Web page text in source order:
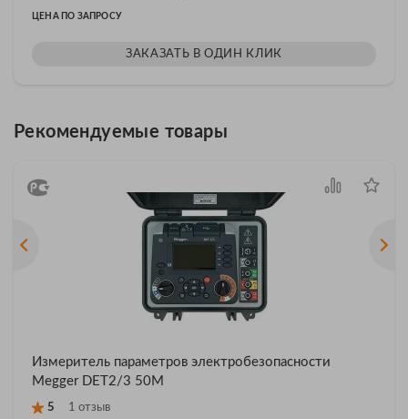
ЦЕНА ПО ЗАПРОСУ
ЗАКАЗАТЬ В ОДИН КЛИК
Рекомендуемые товары
Измеритель параметров электробезопасности
Megger DET2/3 50M
5 1 отзыв